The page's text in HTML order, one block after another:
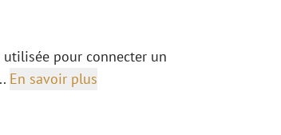
pour connecter un
En savoir plus